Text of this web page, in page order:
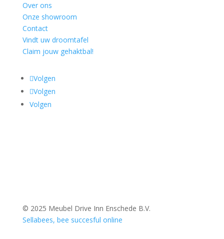
Over ons
Onze showroom
Contact
Vindt uw droomtafel
Claim jouw gehaktbal!
Volgen
Volgen
Volgen
© 2025 Meubel Drive Inn Enschede B.V.
Sellabees, bee succesful online